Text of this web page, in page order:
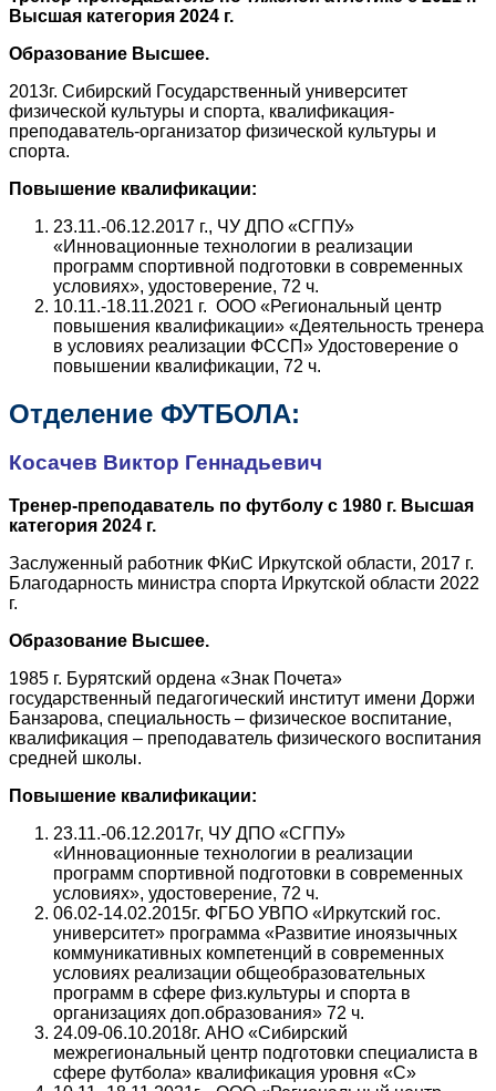
Высшая категория 2024 г.
Образование Высшее.
2013г. Сибирский Государственный университет
физической культуры и спорта, квалификация-
преподаватель-организатор физической культуры и
спорта.
Повышение квалификации:
23.11.-06.12.2017 г., ЧУ ДПО «СГПУ»
«Инновационные технологии в реализации
программ спортивной подготовки в современных
условиях», удостоверение, 72 ч.
10.11.-18.11.2021 г. ООО «Региональный центр
повышения квалификации» «Деятельность тренера
в условиях реализации ФССП» Удостоверение о
повышении квалификации, 72 ч.
Отделение ФУТБОЛА:
Косачев Виктор Геннадьевич
Тренер-преподаватель по футболу с 1980 г. Высшая
категория 2024 г.
Заслуженный работник ФКиС Иркутской области, 2017 г.
Благодарность министра спорта Иркутской области 2022
г.
Образование Высшее.
1985 г. Бурятский ордена «Знак Почета»
государственный педагогический институт имени Доржи
Банзарова, специальность – физическое воспитание,
квалификация – преподаватель физического воспитания
средней школы.
Повышение квалификации:
23.11.-06.12.2017г, ЧУ ДПО «СГПУ»
«Инновационные технологии в реализации
программ спортивной подготовки в современных
условиях», удостоверение, 72 ч.
06.02-14.02.2015г. ФГБО УВПО «Иркутский гос.
университет» программа «Развитие иноязычных
коммуникативных компетенций в современных
условиях реализации общеобразовательных
программ в сфере физ.культуры и спорта в
организациях доп.образования» 72 ч.
24.09-06.10.2018г. АНО «Сибирский
межрегиональный центр подготовки специалиста в
сфере футбола» квалификация уровня «С»